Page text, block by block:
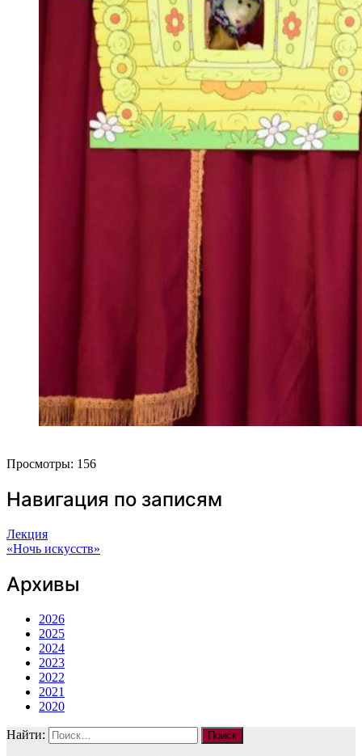
Просмотры: 156
Навигация по записям
Лекция
«Ночь искусств»
Архивы
2026
2025
2024
2023
2022
2021
2020
Найти: